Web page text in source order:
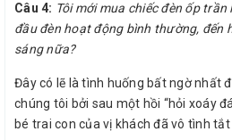
Câu 4: Tôi mới mua chiếc đèn ốp
đầu đèn hoạt động bình thường, đến
sáng nữa?
Đây có lẽ là tình huống bất ngờ nhất
chúng tôi bởi sau một hồi “hỏi xoáy
bé trai con của vị khách đã vô tình